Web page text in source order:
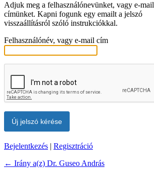
Adjuk meg a felhasználónevünket, vagy e-mail
címünket. Kapni fogunk egy emailt a jelszó
visszaállításról szóló instrukciókkal.
Felhasználónév, vagy e-mail cím
Bejelentkezés | Regisztráció
← Irány a(z) Dr. Guseo András